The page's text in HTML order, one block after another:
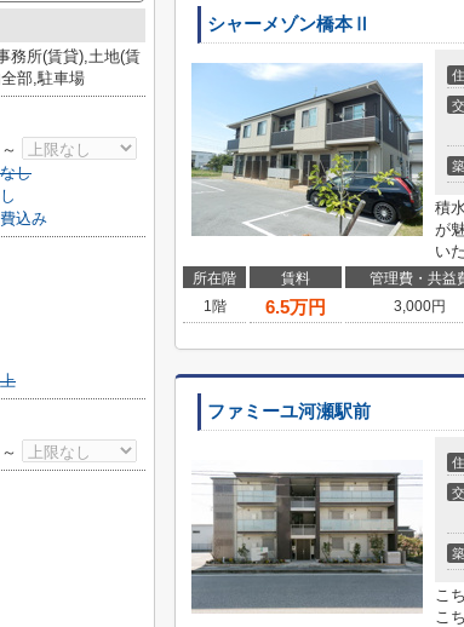
シャーメゾン橋本Ⅱ
積
が
い
所在階 賃料 管理費・共益
1階
6.5万円 3,000円
ファミーユ河瀬駅前
こ
こ
務所(賃貸),土地(賃
部,駐車場
～
し
込み
～